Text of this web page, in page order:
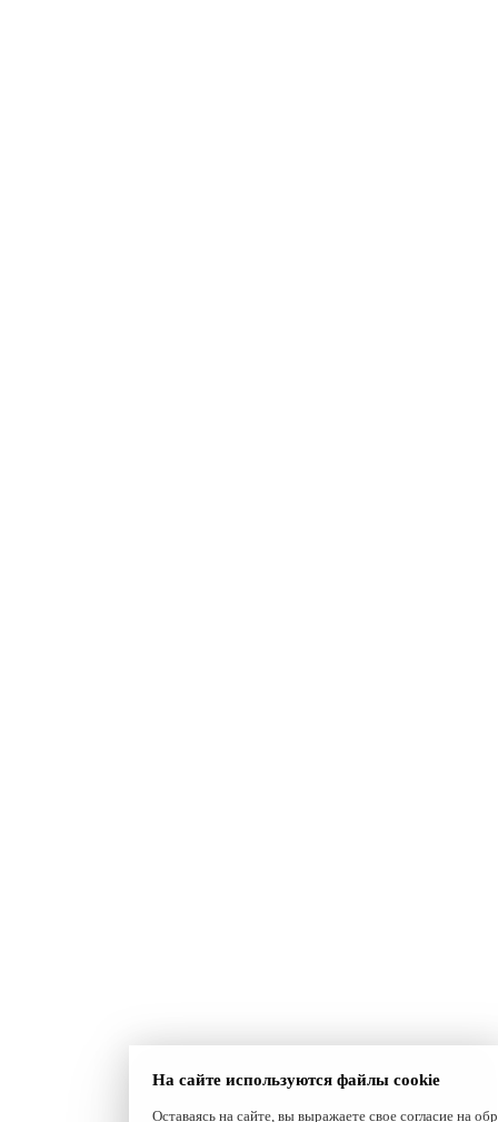
На сайте используются файлы cookie
Оставаясь на сайте, вы выражаете свое согласие на